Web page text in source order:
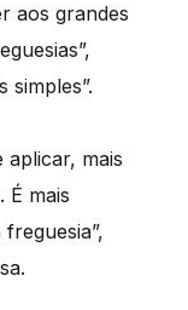
aos grandes
simples”.
aplicar, mais
É mais